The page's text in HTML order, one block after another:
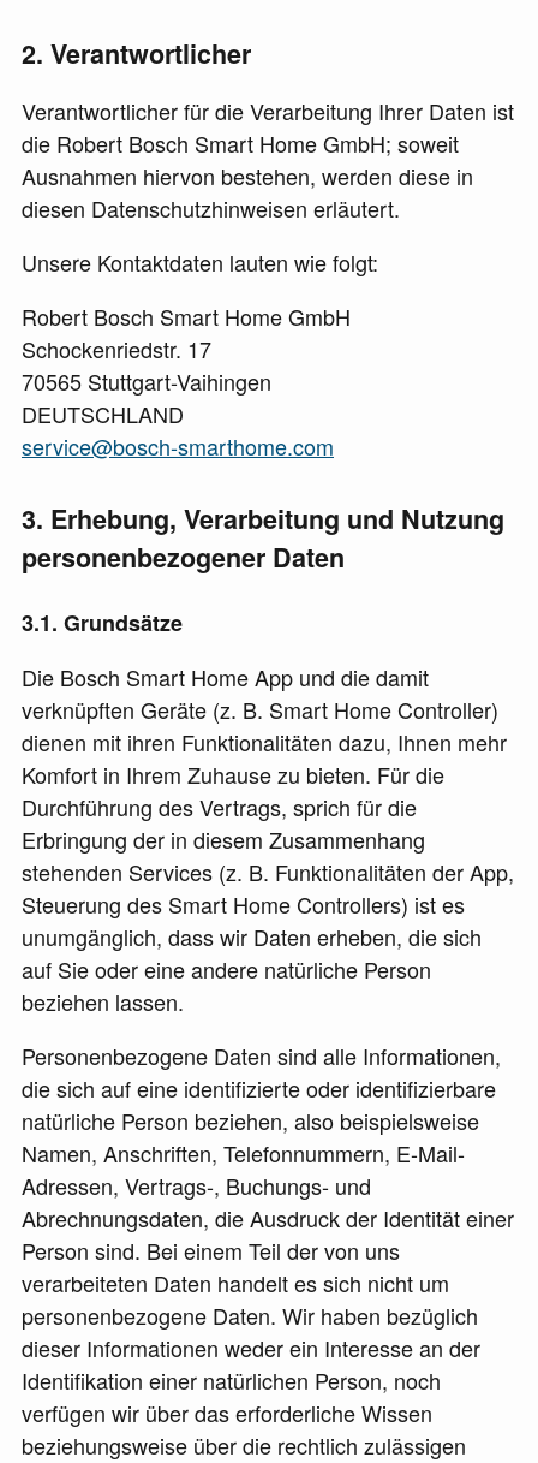
2 Verantwortlicher
Verantwortlicher für die Verarbeitung Ihrer Daten ist
die Robert Bosch Smart Home GmbH; soweit
Ausnahmen hiervon bestehen, werden diese in
diesen Datenschutzhinweisen erläutert.
Unsere Kontaktdaten lauten wie folgt:
Robert Bosch Smart Home GmbH
Schockenriedstr. 17
70565 Stuttgart-Vaihingen
DEUTSCHLAND
service@bosch-smarthome.com
3 Erhebung, Verarbeitung und Nutzung
personenbezogener Daten
3.1 Grundsätze
Die Bosch Smart Home App und die damit
verknüpften Geräte (z. B. Smart Home Controller)
dienen mit ihren Funktionalitäten dazu, Ihnen mehr
Komfort in Ihrem Zuhause zu bieten. Für die
Durchführung des Vertrags, sprich für die
Erbringung der in diesem Zusammenhang
stehenden Services (z. B. Funktionalitäten der App,
Steuerung des Smart Home Controllers) ist es
unumgänglich, dass wir Daten erheben, die sich
auf Sie oder eine andere natürliche Person
beziehen lassen.
Personenbezogene Daten sind alle Informationen,
die sich auf eine identifizierte oder identifizierbare
natürliche Person beziehen, also beispielsweise
Namen, Anschriften, Telefonnummern, E-Mail-
Adressen, Vertrags-, Buchungs- und
Abrechnungsdaten, die Ausdruck der Identität einer
Person sind. Bei einem Teil der von uns
verarbeiteten Daten handelt es sich nicht um
personenbezogene Daten. Wir haben bezüglich
dieser Informationen weder ein Interesse an der
Identifikation einer natürlichen Person, noch
verfügen wir über das erforderliche Wissen
beziehungsweise über die rechtlich zulässigen